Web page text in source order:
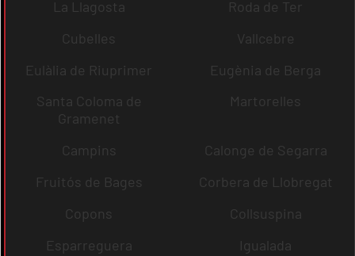
La Llagosta
Roda de Ter
Cubelles
Vallcebre
Eulàlia de Riuprimer
Eugènia de Berga
Santa Coloma de
Gramenet
Martorelles
Campins
Calonge de Segarra
Fruitós de Bages
Corbera de Llobregat
Copons
Collsuspina
Esparreguera
Igualada